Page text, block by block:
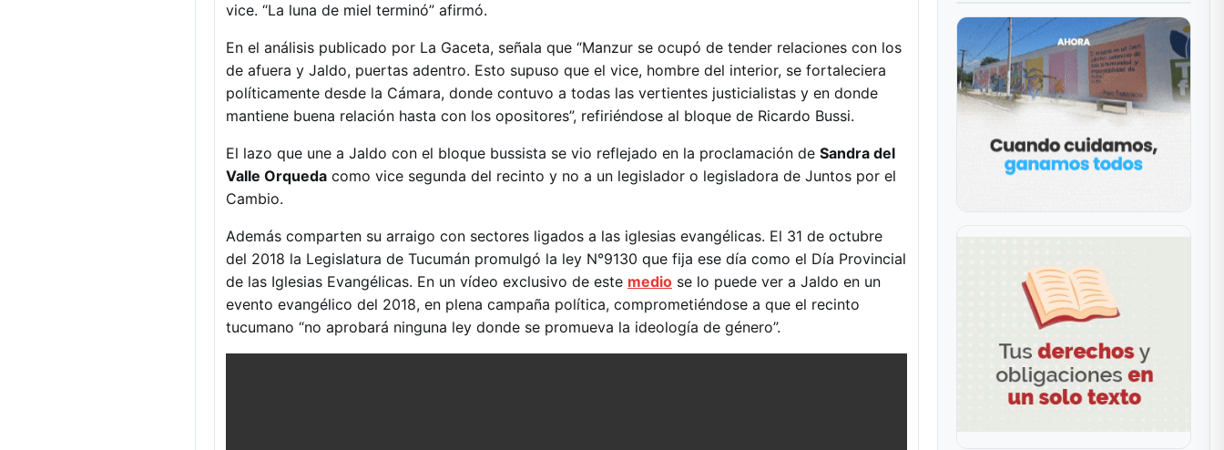
vice. “La luna de miel terminó” afirmó.
En el análisis publicado por La Gaceta, señala que “Manzur se ocupó de tender relaciones con los
de afuera y Jaldo, puertas adentro. Esto supuso que el vice, hombre del interior, se fortaleciera
políticamente desde la Cámara, donde contuvo a todas las vertientes justicialistas y en donde
mantiene buena relación hasta con los opositores”, refiriéndose al bloque de Ricardo Bussi.
El lazo que une a Jaldo con el bloque bussista se vio reflejado en la proclamación de Sandra del
Valle Orqueda como vice segunda del recinto y no a un legislador o legisladora de Juntos por el
Cambio.
Además comparten su arraigo con sectores ligados a las iglesias evangélicas. El 31 de octubre
del 2018 la Legislatura de Tucumán promulgó la ley N°9130 que fija ese día como el Día Provincial
de las Iglesias Evangélicas. En un vídeo exclusivo de este medio se lo puede ver a Jaldo en un
evento evangélico del 2018, en plena campaña política, comprometiéndose a que el recinto
tucumano “no aprobará ninguna ley donde se promueva la ideología de género”.